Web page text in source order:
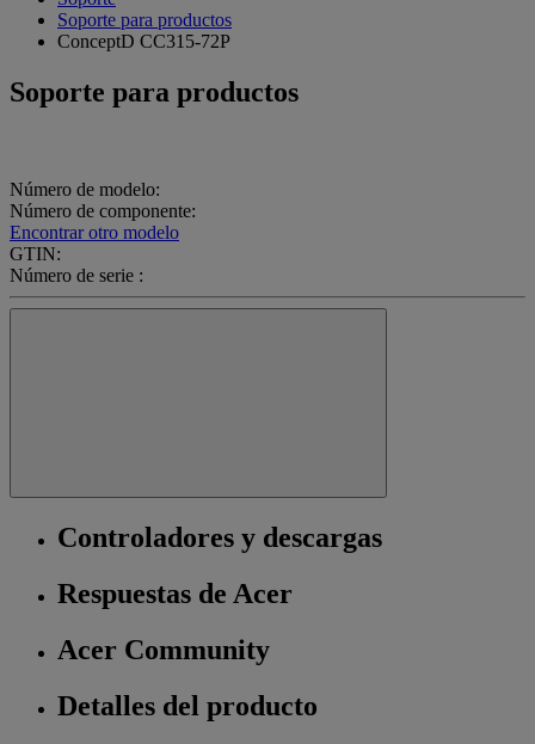
Soporte para productos
ConceptD CC315-72P
Soporte para productos
Número de modelo:
Número de componente:
Encontrar otro modelo
GTIN:
Número de serie :
Controladores y descargas
Respuestas de Acer
Acer Community
Detalles del producto